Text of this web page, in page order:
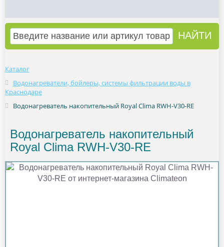
Каталог
Водонагреватели, бойлеры, системы фильтрации воды в
Краснодаре
Водонагреватель накопительный Royal Clima RWH-V30-RE
Водонагреватель накопительный
Royal Clima RWH-V30-RE